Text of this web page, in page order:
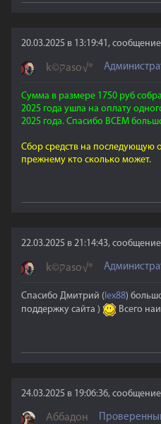
20.03.2025 в 13:19:41, сообщение
k©קaso√®
Сумма в размере 1750 руб
2025 года ушла на оплату
2025 года. Спасибо ВСЕМ
Сбор средств на последующую
прежнему кто сколько может.
22.03.2025 в 21:14:43, сообщение
k©קaso√®
Спасибо Дмитрий (lex88)
поддержку сайта )
Всего
24.03.2025 в 19:06:36, сообщение
Аббадон